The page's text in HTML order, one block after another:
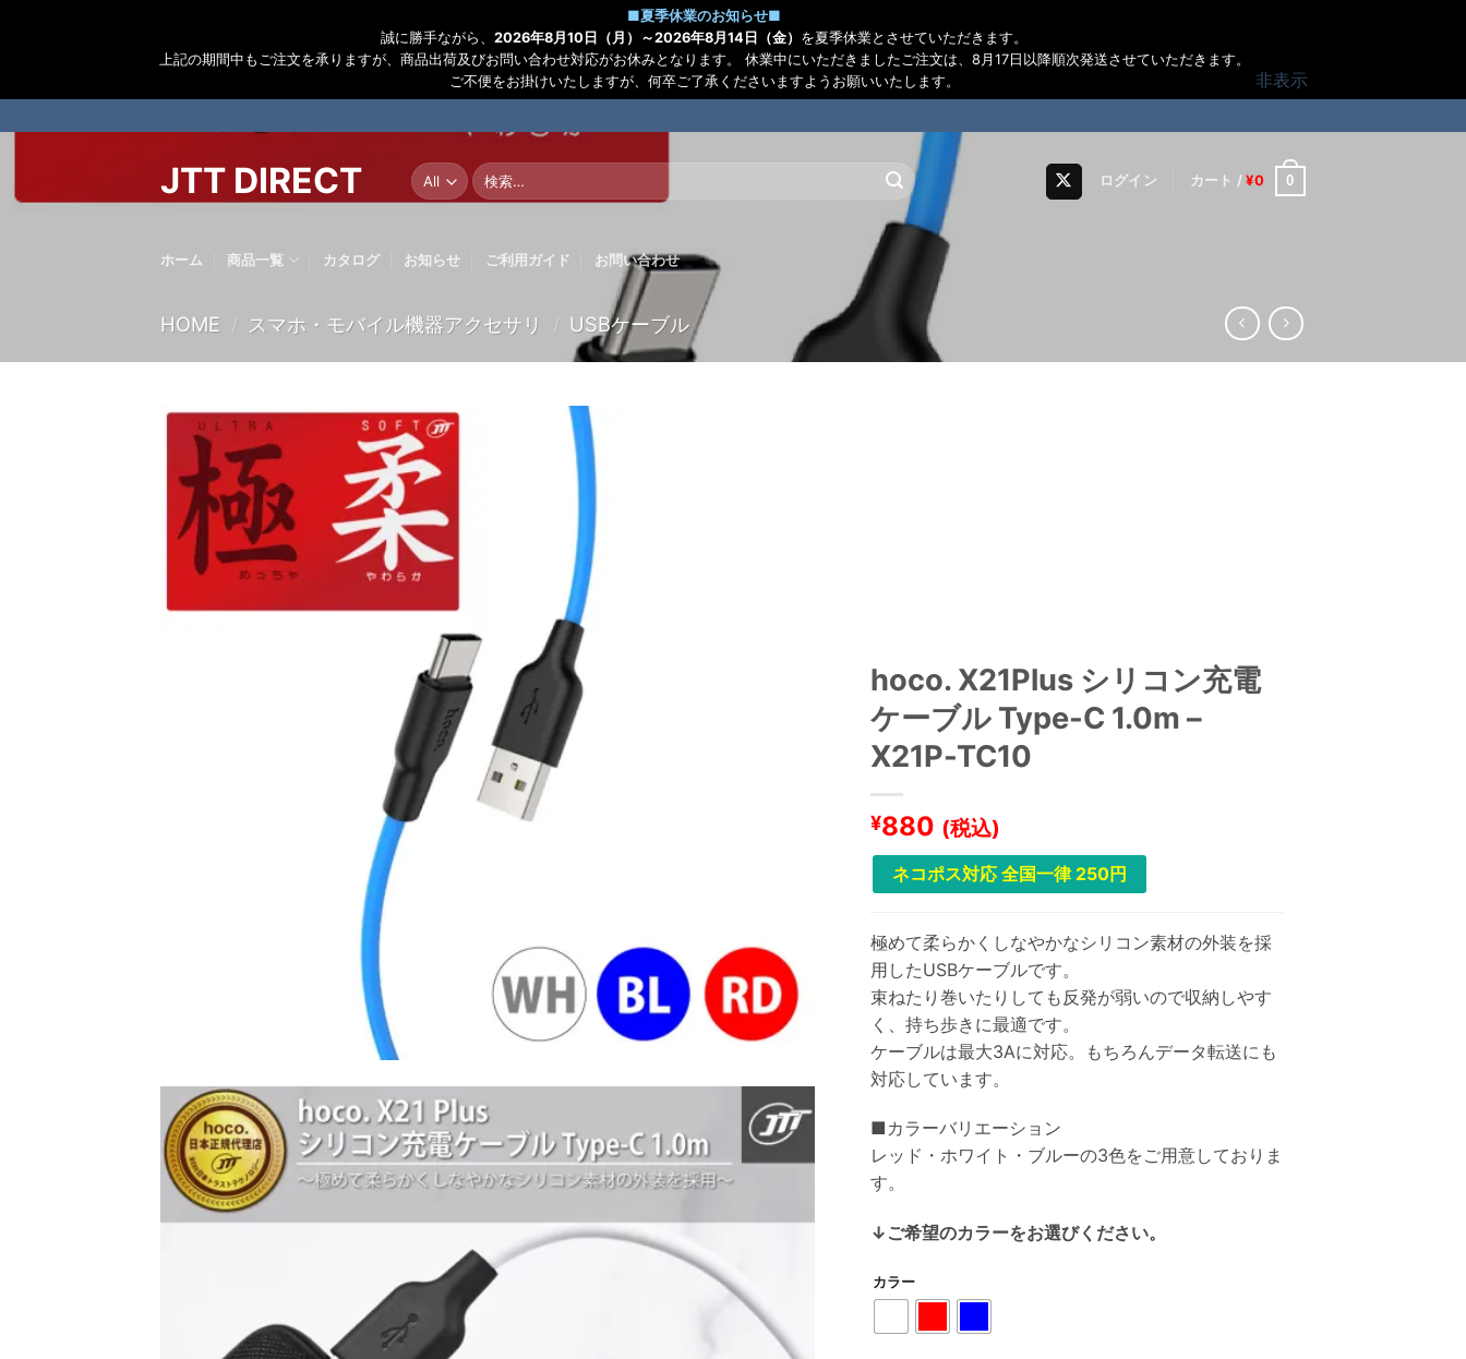
■夏季休業のお知らせ■
誠に勝手ながら、 2026年8月10日（月）～2026年8月14日（金） を夏季休業とさせていただきます。
上記の期間中もご注文を承りますが、商品出荷及びお問い合わせ対応がお休みとなります。 休業中にいただきましたご注文は、8月17日以降順次発送させていただきます。
ご不便をお掛けいたしますが、何卒ご了承くださいますようお願いいたします。
非表示
to
JTT DIRECT
検
索
ログイン カート /¥0 0
ホーム 商品一覧 カタログ お知らせ ご利用ガイド お問い合わせ
HOME / スマホ・モバイル機器アクセサリ / USBケーブル
hoco. X21Plus シリコン充電
ケーブル Type-C 1.0m –
X21P-TC10
¥880 (税込)
ネコポス対応 全国一律 250円
極めて柔らかくしなやかなシリコン素材の外装を採
用したUSBケーブルです。
束ねたり巻いたりしても反発が弱いので収納しやす
く、持ち歩きに最適です。
ケーブルは最大3Aに対応。もちろんデータ転送にも
対応しています。
■カラーバリエーション
レッド・ホワイト・ブルーの3色をご用意しておりま
す。
↓ご希望のカラーをお選びください。
カラー